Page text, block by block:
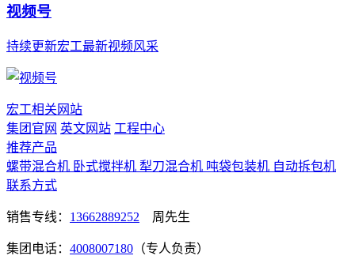
视频号
持续更新宏工最新视频风采
宏工相关网站
集团官网 英文网站 工程中心
推荐产品
螺带混合机 卧式搅拌机 犁刀混合机 吨袋包装机 自动拆包机
联系方式
销售专线： 13662889252 周先生
集团电话： 4008007180 （专人负责）